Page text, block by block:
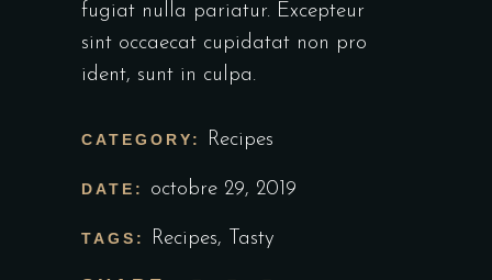
fugiat nulla pariatur. Excepteur
sint occaecat cupidatat non pro
ident, sunt in culpa.
CATEGORY: Recipes
DATE: octobre 29, 2019
TAGS: Recipes, Tasty